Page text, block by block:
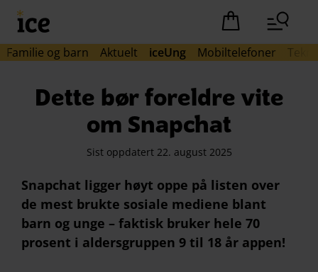
Hopp til hovedinnhold (Trykk Enter)
Det er ingen
Familie og barn
Aktuelt iceUng Mobiltelefoner
Dette bør foreldre vite
om Snapchat
Sist oppdatert 22. august 2025
Snapchat ligger høyt oppe på listen over
de mest brukte sosiale mediene blant
barn og unge – faktisk bruker hele 70
prosent i aldersgruppen 9 til 18 år appen!